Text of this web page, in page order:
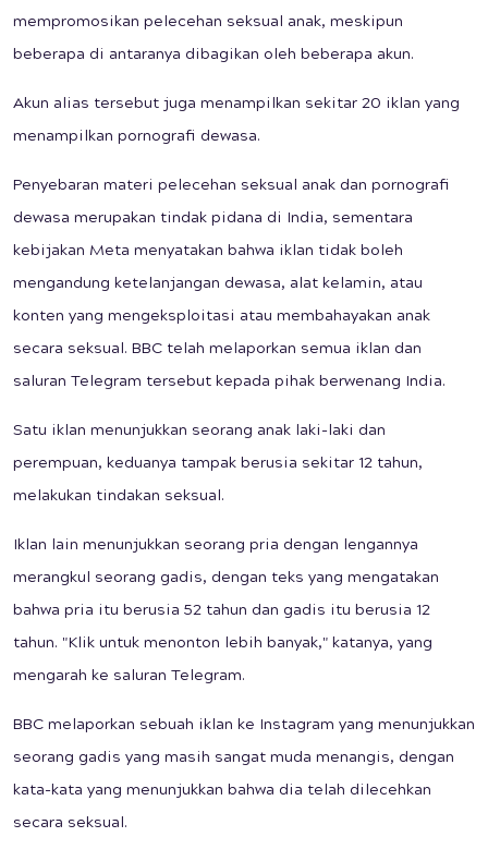
mempromosikan pelecehan seksual anak, meskipun
beberapa di antaranya dibagikan oleh beberapa akun.
Akun alias tersebut juga menampilkan sekitar 20 iklan yang
menampilkan pornografi dewasa.
Penyebaran materi pelecehan seksual anak dan pornografi
dewasa merupakan tindak pidana di India, sementara
kebijakan Meta menyatakan bahwa iklan tidak boleh
mengandung ketelanjangan dewasa, alat kelamin, atau
konten yang mengeksploitasi atau membahayakan anak
secara seksual. BBC telah melaporkan semua iklan dan
saluran Telegram tersebut kepada pihak berwenang India.
Satu iklan menunjukkan seorang anak laki-laki dan
perempuan, keduanya tampak berusia sekitar 12 tahun,
melakukan tindakan seksual.
Iklan lain menunjukkan seorang pria dengan lengannya
merangkul seorang gadis, dengan teks yang mengatakan
bahwa pria itu berusia 52 tahun dan gadis itu berusia 12
tahun. "Klik untuk menonton lebih banyak," katanya, yang
mengarah ke saluran Telegram.
BBC melaporkan sebuah iklan ke Instagram yang menunjukkan
seorang gadis yang masih sangat muda menangis, dengan
kata-kata yang menunjukkan bahwa dia telah dilecehkan
secara seksual.